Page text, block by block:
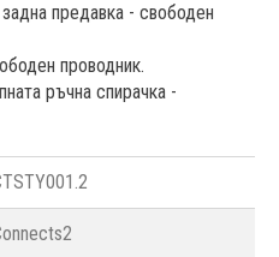
предавка - свободен
проводник.
ръчна спирачка -